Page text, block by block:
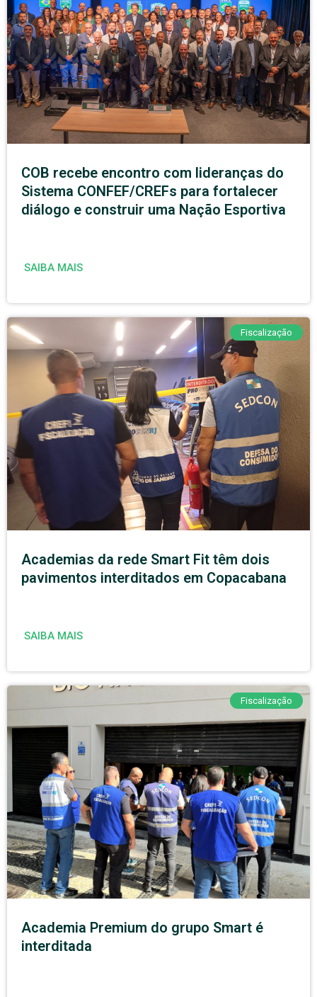
COB recebe encontro com lideranças do
Sistema CONFEF/CREFs para fortalecer
diálogo e construir uma Nação Esportiva
SAIBA MAIS
Fiscalização
Academias da rede Smart Fit têm dois
pavimentos interditados em Copacabana
SAIBA MAIS
Fiscalização
Academia Premium do grupo Smart é
interditada